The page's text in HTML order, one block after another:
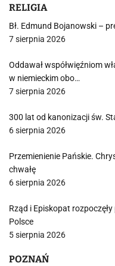
RELIGIA
Bł. Edmund Bojanowski –
7 sierpnia 2026
Oddawał współwięźniom
w niemieckim obo…
7 sierpnia 2026
300 lat od kanonizacji św.
6 sierpnia 2026
Przemienienie Pańskie.
chwałę
6 sierpnia 2026
Rząd i Episkopat
Polsce
5 sierpnia 2026
POZNAŃ